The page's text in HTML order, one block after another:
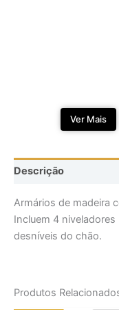
Ver Mais
Descrição
Armários de madeira
Incluem 4
desníveis do chão.
Produtos